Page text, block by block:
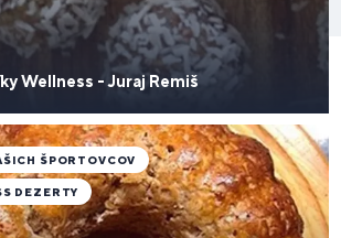
Wellness - Juraj Remiš
ŠPORTOVCOV
DEZERTY